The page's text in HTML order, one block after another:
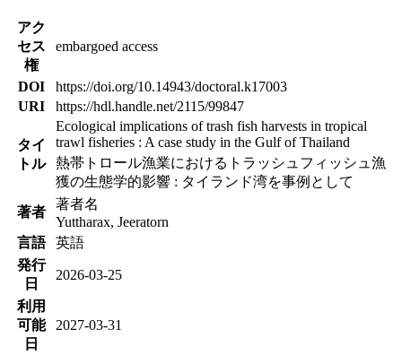
アク
セス
権
embargoed access
DOI
https://doi.org/10.14943/doctoral.k17003
URI
https://hdl.handle.net/2115/99847
タイ
トル
Ecological implications of trash fish harvests in tropical
trawl fisheries : A case study in the Gulf of Thailand
熱帯トロール漁業におけるトラッシュフィッシュ漁
獲の生態学的影響 : タイランド湾を事例として
著者
著者名
Yuttharax, Jeeratorn
言語
英語
発行
日
2026-03-25
利用
可能
日
2027-03-31